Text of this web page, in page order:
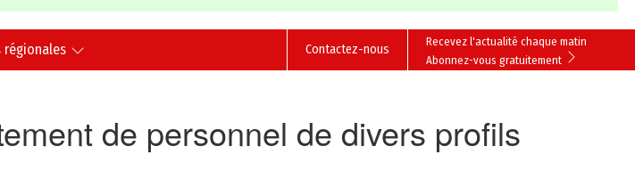
régionales
Recevez l'actualité chaque matin
Abonnez-vous gratuitement
Contactez-nous
de personnel de divers profils